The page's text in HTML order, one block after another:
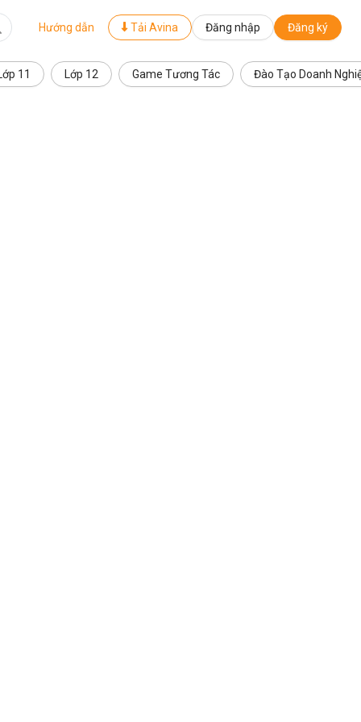
Hướng dẫn Tải Avina Đăng nhập Đăng ký
11 Lớp 12 Game Tương Tác Đào Tạo Doanh